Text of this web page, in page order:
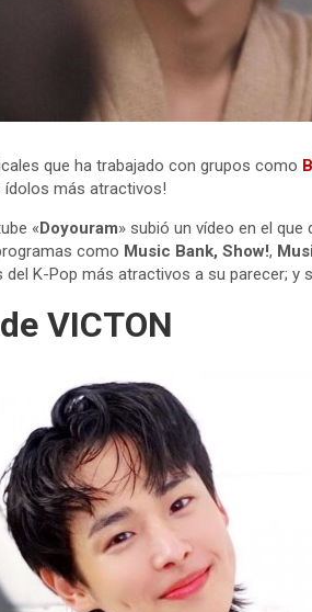
que ha trabajado con grupos como
ídolos más atractivos!
«Doyouram» subió un vídeo en el
como Music Bank, Show!,
K-Pop más atractivos a su parecer; y
VICTON